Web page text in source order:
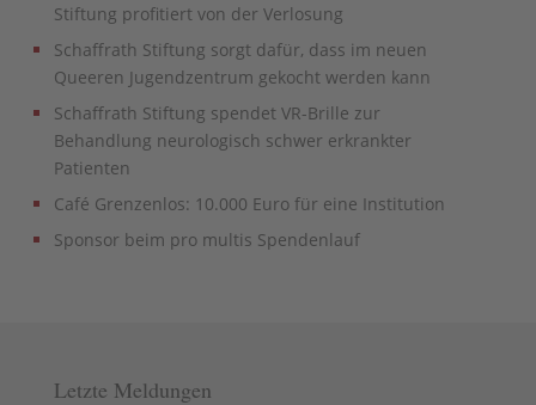
Stiftung profitiert von der Verlosung
Schaffrath Stiftung sorgt dafür, dass im neuen
Queeren Jugendzentrum gekocht werden kann
Schaffrath Stiftung spendet VR-Brille zur
Behandlung neurologisch schwer erkrankter
Patienten
Café Grenzenlos: 10.000 Euro für eine Institution
Sponsor beim pro multis Spendenlauf
Letzte Meldungen